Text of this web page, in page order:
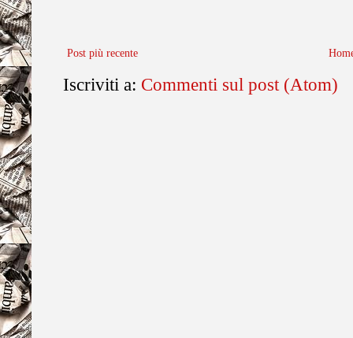
Post più recente
Iscriviti a: Commenti sul post (Atom)